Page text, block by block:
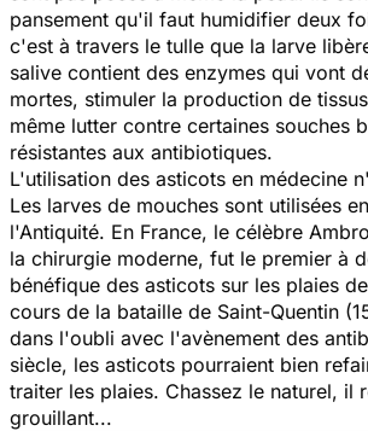
pansement qu'il faut humidifier deux
c'est à travers le tulle que la larve
salive contient des enzymes qui vont
mortes, stimuler la production de
même lutter contre certaines souches
résistantes aux antibiotiques.
L'utilisation des asticots en médecine
Les larves de mouches sont utilisées
l'Antiquité. En France, le célèbre
la chirurgie moderne, fut le premier à
bénéfique des asticots sur les plaies
cours de la bataille de Saint-Quentin
dans l'oubli avec l'avènement des
siècle, les asticots pourraient bien
traiter les plaies. Chassez le naturel, il
grouillant...